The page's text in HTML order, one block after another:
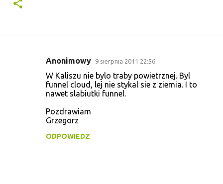
Anonimowy 9 sierpnia 2011 22:56
W Kaliszu nie bylo traby powietrznej. Byl
funnel cloud, lej nie stykal sie z ziemia. I to
nawet slabiutki funnel.
Pozdrawiam
Grzegorz
ODPOWIEDZ